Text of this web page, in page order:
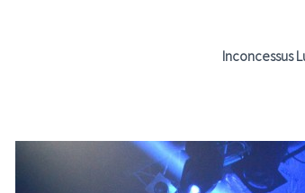
Inconcessus